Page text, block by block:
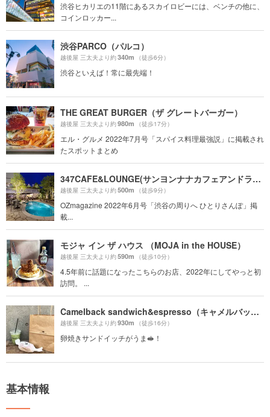
渋谷ヒカリエの11階にあるスカイロビーには、ベンチの他に、
コインロッカー...
渋谷PARCO（パルコ）
越後屋 三太夫より約340m （徒歩6分）
渋谷といえば！常に最先端！
THE GREAT BURGER（ザ グレートバーガー）
越後屋 三太夫より約980m （徒歩17分）
エル・グルメ 2022年7月号「スパイス料理最強説」に掲載され
たスポットまとめ
347CAFE&LOUNGE(サンヨンナナカフェアンドラウンジ)
越後屋 三太夫より約500m （徒歩9分）
OZmagazine 2022年6月号「渋谷の周りへ ひとりさんぽ」掲
載...
モジャ イン ザ ハウス （MOJA in the HOUSE）
越後屋 三太夫より約590m （徒歩10分）
4.5年前に話題になったこちらのお店、2022年にしてやっと初
訪問。 ...
Camelback sandwich&espresso（キャメルバック サンドウィッチ&エスプレッソ）
越後屋 三太夫より約930m （徒歩16分）
卵焼きサンドイッチがうま🥪！
基本情報